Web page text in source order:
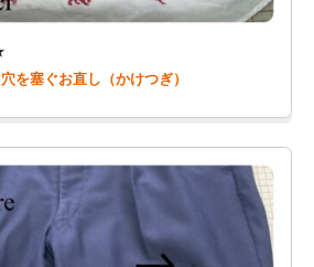
を塞ぐお直し（かけつぎ）